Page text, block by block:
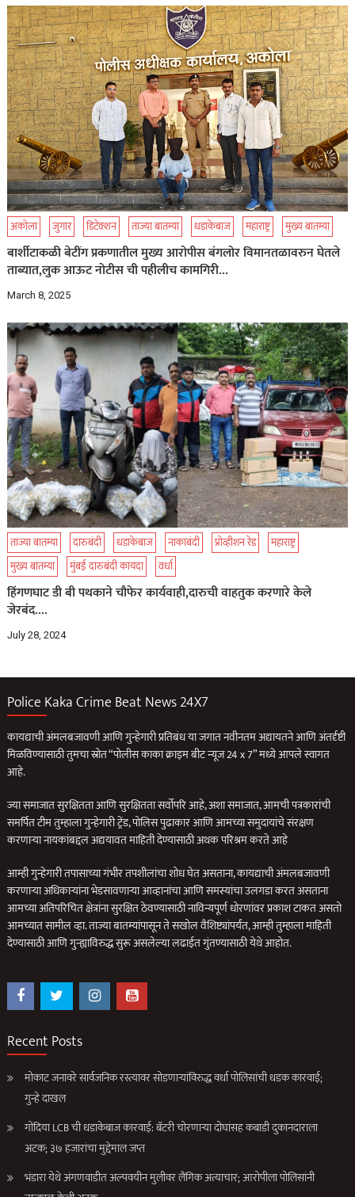
अकोला जुगार डिटेक्शन ताज्या बातम्या धडाकेबाज महाराष्ट्र मुख्य बातम्या
बार्शीटाकळी बेटींग प्रकणातील मुख्य आरोपीस बंगलोर विमानतळावरुन घेतले
ताब्यात,लुक आऊट नोटीस ची पहीलीच कामगिरी…
March 8, 2025
ताज्या बातम्या दारुबंदी धडाकेबाज नाकाबंदी प्रोव्हीशन रेड
महाराष्ट्र
मुख्य बातम्या
मुंबई दारुबंदी कायदा वर्धा
हिंगणघाट डी बी पथकाने चौफेर कार्यवाही,दारुची वाहतुक करणारे केले
जेरबंद….
July 28, 2024
Police Kaka Crime Beat News 24X7
कायद्याची अंमलबजावणी आणि गुन्हेगारी प्रतिबंध या जगात नवीनतम अद्यायतने आणि अंतर्दृष्टी
मिळविण्यासाठी तुमचा स्रोत “पोलीस काका क्राइम बीट न्यूज 24 x 7” मध्ये आपले स्वागत
आहे.
ज्या समाजात सुरक्षितता आणि सुरक्षितता सर्वोपरि आहे, अशा समाजात, आमची पत्रकारांची
समर्पित टीम तुम्हाला गुन्हेगारी ट्रेंड, पोलिस पुढाकार आणि आमच्या समुदायांचे संरक्षण
करणार्‍या नायकांबद्दल अद्ययावत माहिती देण्यासाठी अथक परिश्रम करते आहे
आम्ही गुन्हेगारी तपासाच्या गंभीर तपशीलांचा शोध घेत असताना, कायद्याची अंमलबजावणी
करणार्‍या अधिकार्‍यांना भेडसावणार्‍या आव्हानांचा आणि समस्यांचा उलगडा करत असताना
आमच्या अतिपरिचित क्षेत्रांना सुरक्षित ठेवण्यासाठी नाविन्यपूर्ण धोरणांवर प्रकाश टाकत असतो
आमच्यात सामील व्हा. ताज्या बातम्यांपासून ते सखोल वैशिष्ट्यांपर्यंत, आम्ही तुम्हाला माहिती
देण्यासाठी आणि गुन्ह्याविरुद्ध सुरू असलेल्या लढाईत गुंतण्यासाठी येथे आहोत.
Recent Posts
मोकाट जनावरे सार्वजनिक रस्त्यावर सोडणाऱ्यांविरुद्ध वर्धा पोलिसांची धडक कारवाई;
गुन्हे दाखल
गोंदिया LCB ची धडाकेबाज कारवाई: बॅटरी चोरणाऱ्या दोघांसह कबाडी दुकानदाराला
अटक; ३७ हजारांचा मुद्देमाल जप्त
भंडारा येथे अंगणवाडीत अल्पवयीन मुलीवर लैंगिक अत्याचार; आरोपीला पोलिसांनी